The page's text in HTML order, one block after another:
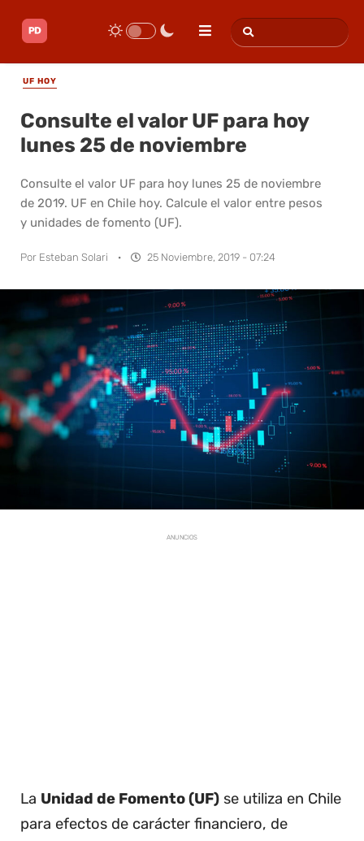
UF HOY
Consulte el valor UF para hoy
lunes 25 de noviembre
Consulte el valor UF para hoy lunes 25 de noviembre
de 2019. UF en Chile hoy. Calcule el valor entre pesos
y unidades de fomento (UF).
Por Esteban Solari · 25 Noviembre, 2019 - 07:24
ANUNCIOS
La Unidad de Fomento (UF) se utiliza en Chile
para efectos de carácter financiero, de